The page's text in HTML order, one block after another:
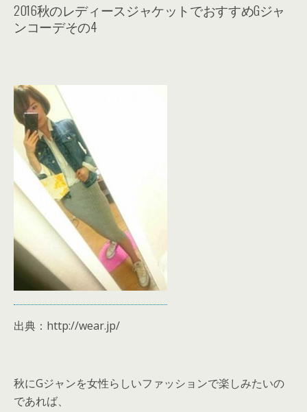
2016秋のレディースジャケットでおすすめGジャ
ンコーデその4
出典：http://wear.jp/
秋にGジャンを女性らしいファッションで楽しみたいの
であれば、